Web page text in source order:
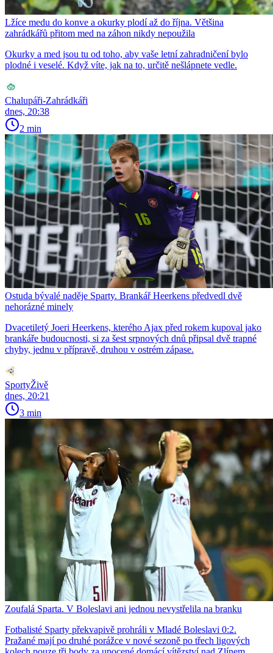
Lžíce medu do konve a okurky plodí až do října. Většina
zahrádkářů přitom med na záhon nikdy nepoužila
Okurky a med jsou tu od toho, aby vaše letní zahradničení bylo
plodné i veselé. Když víte, jak na to, určitě nešlápnete vedle.
Chalupáři-Zahrádkáři
dnes, 20:38
2 min
Ostuda bývalé naděje Sparty. Brankář Heerkens předvedl dvě
nehorázné minely
Dvacetiletý Joeri Heerkens, kterého Ajax před rokem kupoval jako
brankáře budoucnosti, si za šest srpnových dnů připsal dvě trapné
chyby, jednu v přípravě, druhou v ostrém zápase.
SportyŽivě
dnes, 20:21
3 min
Zoufalá Sparta. V Boleslavi ani jednou nevystřelila na branku
Fotbalisté Sparty překvapivě prohráli v Mladé Boleslavi 0:2.
Pražané mají po druhé porážce v nové sezoně po třech ligových